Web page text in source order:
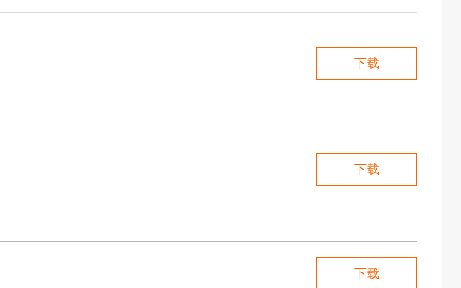
下载
下载
下载